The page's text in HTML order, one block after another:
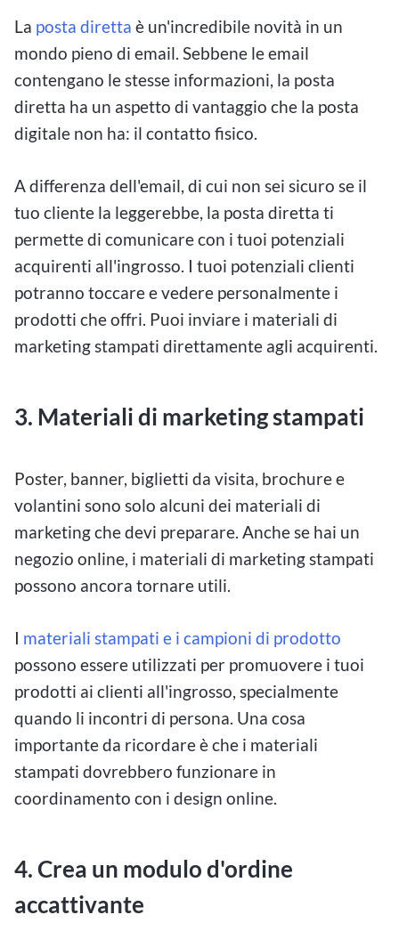
La posta diretta è un'incredibile novità in un
mondo pieno di email. Sebbene le email
contengano le stesse informazioni, la posta
diretta ha un aspetto di vantaggio che la posta
digitale non ha: il contatto fisico.
A differenza dell'email, di cui non sei sicuro se il
tuo cliente la leggerebbe, la posta diretta ti
permette di comunicare con i tuoi potenziali
acquirenti all'ingrosso. I tuoi potenziali clienti
potranno toccare e vedere personalmente i
prodotti che offri. Puoi inviare i materiali di
marketing stampati direttamente agli acquirenti.
3. Materiali di marketing stampati
Poster, banner, biglietti da visita, brochure e
volantini sono solo alcuni dei materiali di
marketing che devi preparare. Anche se hai un
negozio online, i materiali di marketing stampati
possono ancora tornare utili.
I materiali stampati e i campioni di prodotto
possono essere utilizzati per promuovere i tuoi
prodotti ai clienti all'ingrosso, specialmente
quando li incontri di persona. Una cosa
importante da ricordare è che i materiali
stampati dovrebbero funzionare in
coordinamento con i design online.
4. Crea un modulo d'ordine
accattivante